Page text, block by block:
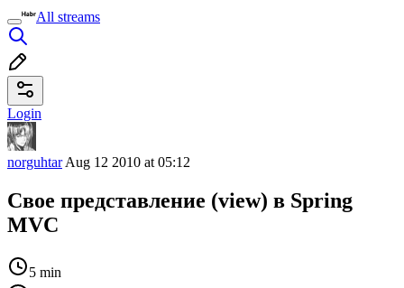
All streams
Login
norguhtarAug 12 2010 at 05:12
Свое представление (view) в Spring
MVC
5 min